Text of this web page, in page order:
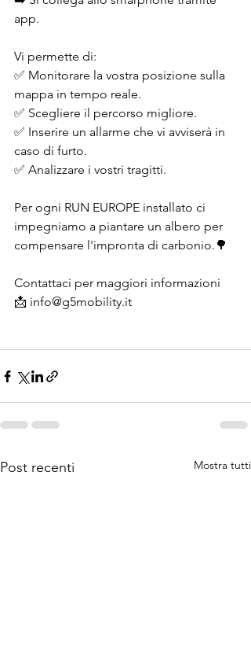
app.
Vi permette di:
✅ Monitorare la vostra posizione sulla
mappa in tempo reale.
✅ Scegliere il percorso migliore.
✅ Inserire un allarme che vi avviserà in
caso di furto.
✅ Analizzare i vostri tragitti.
Per ogni RUN EUROPE installato ci
impegniamo a piantare un albero per
compensare l'impronta di carbonio.🌳
Contattaci per maggiori informazioni
📩 info@g5mobility.it
Post recenti Mostra tutti